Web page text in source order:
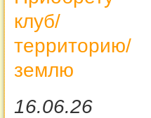
клуб/
территорию/
землю
16.06.26